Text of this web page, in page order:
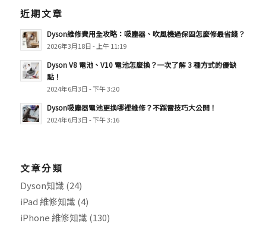
近期文章
Dyson維修費用全攻略：吸塵器、吹風機過保固怎麼修最省錢？
2026年3月18日 - 上午 11:19
Dyson V8 電池、V10 電池怎麼換？一次了解 3 種方式的優缺
點！
2024年6月3日 - 下午 3:20
Dyson吸塵器電池更換哪裡維修？不踩雷技巧大公開！
2024年6月3日 - 下午 3:16
文章分類
Dyson知識 (24)
iPad 維修知識 (4)
iPhone 維修知識 (130)